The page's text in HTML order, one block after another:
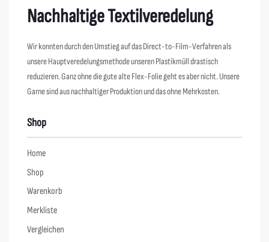
Nachhaltige Textilveredelung
Wir konnten durch den Umstieg auf das Direct-to-Film-Verfahren als
unsere Hauptveredelungsmethode unseren Plastikmüll drastisch
reduzieren. Ganz ohne die gute alte Flex-Folie geht es aber nicht. Unsere
Garne sind aus nachhaltiger Produktion und das ohne Mehrkosten.
Shop
Home
Shop
Warenkorb
Merkliste
Vergleichen